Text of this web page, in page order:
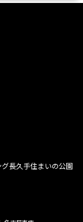
長久手住まいの公園